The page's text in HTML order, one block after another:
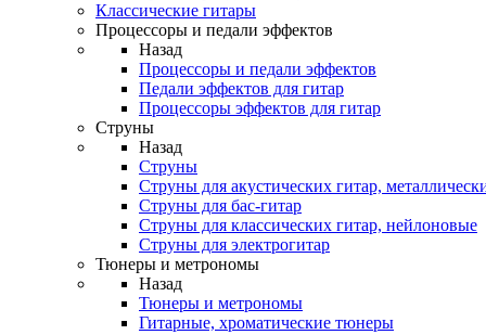
Классические гитары
Процессоры и педали эффектов
Назад
Процессоры и педали эффектов
Педали эффектов для гитар
Процессоры эффектов для гитар
Струны
Назад
Струны
Струны для акустических гитар,
Струны для бас-гитар
Струны для классических гитар, нейлоновые
Струны для электрогитар
Тюнеры и метрономы
Назад
Тюнеры и метрономы
Гитарные, хроматические тюнеры